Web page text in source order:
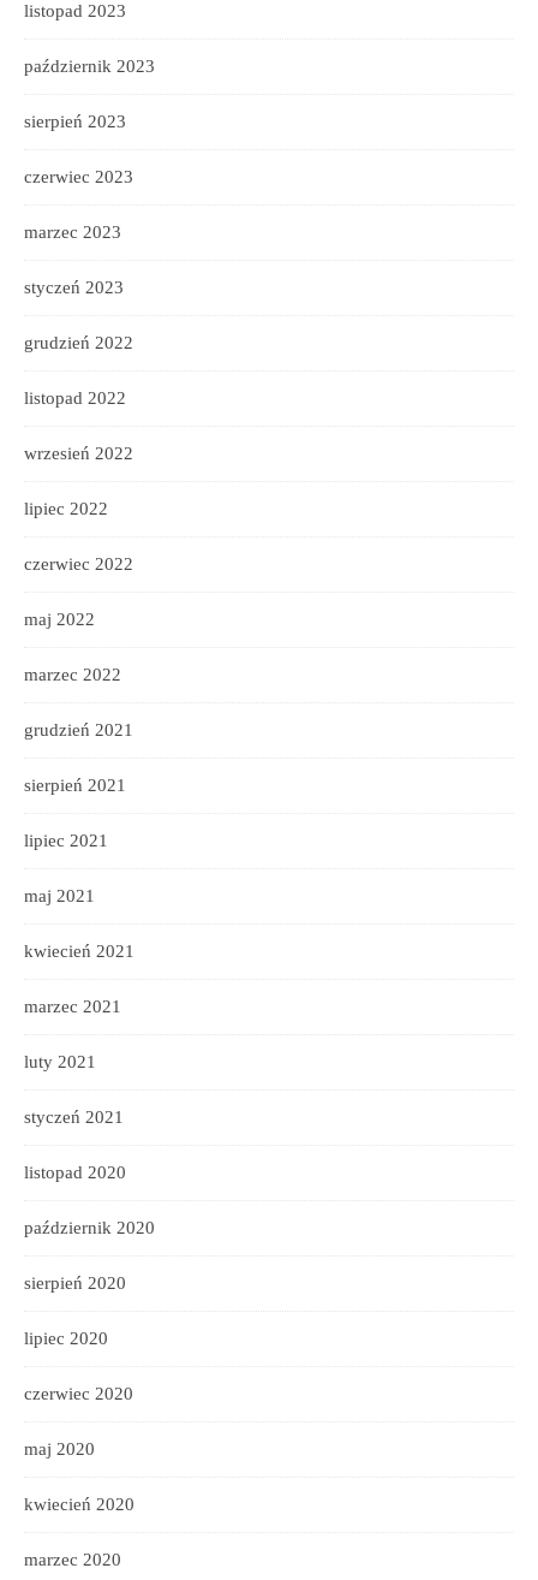
listopad 2023
październik 2023
sierpień 2023
czerwiec 2023
marzec 2023
styczeń 2023
grudzień 2022
listopad 2022
wrzesień 2022
lipiec 2022
czerwiec 2022
maj 2022
marzec 2022
grudzień 2021
sierpień 2021
lipiec 2021
maj 2021
kwiecień 2021
marzec 2021
luty 2021
styczeń 2021
listopad 2020
październik 2020
sierpień 2020
lipiec 2020
czerwiec 2020
maj 2020
kwiecień 2020
marzec 2020